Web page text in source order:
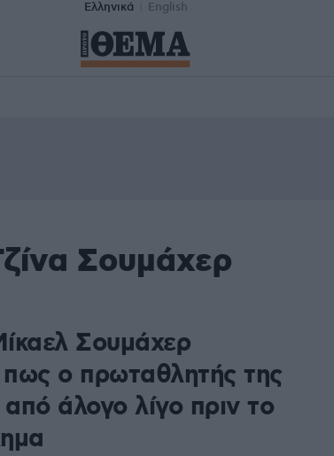
Ελληνικά English
Σουμάχερ
Σουμάχερ
πως ο πρωταθλητής της
από άλογο λίγο πριν το